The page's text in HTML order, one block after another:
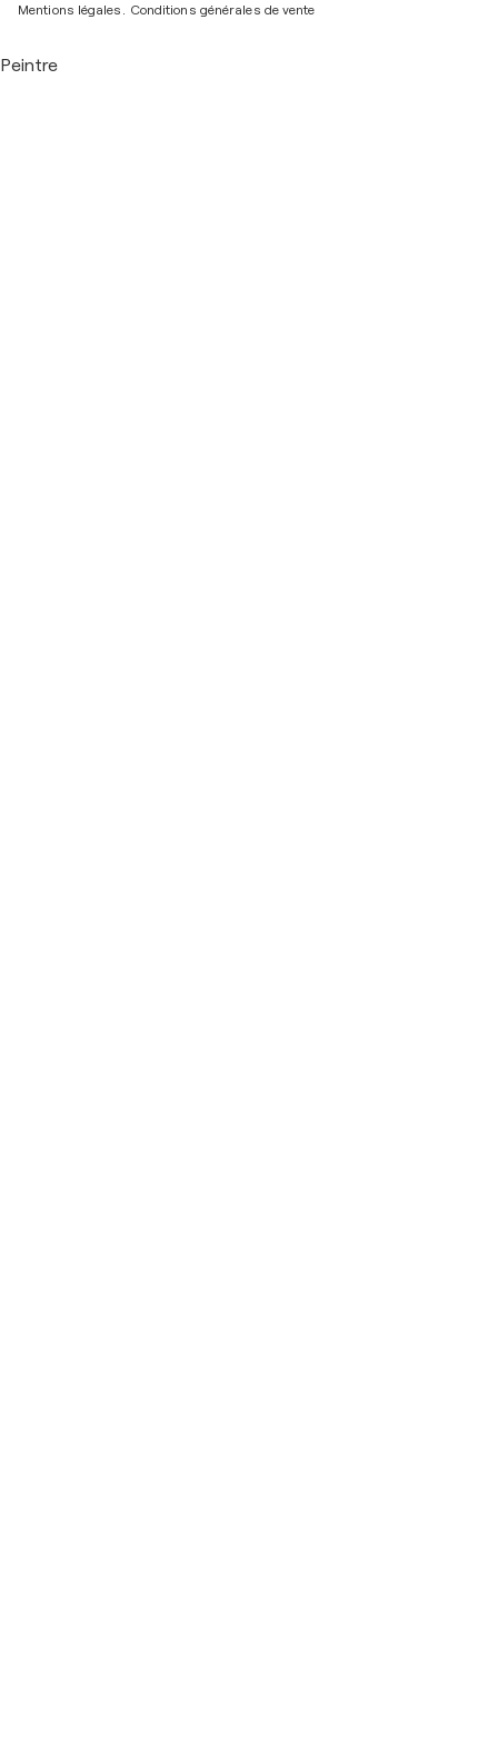
Mentions légales. Conditions générales de vente
Peintre